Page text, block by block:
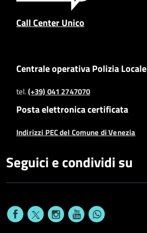
Call Center Unico
Centrale operativa Polizia Locale
tel.(+39) 041 2747070
Posta elettronica certificata
Indirizzi PEC del Comune di Venezia
Seguici e condividi su